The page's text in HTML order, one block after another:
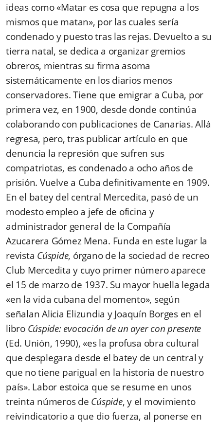
ideas como «Matar es cosa que repugna a los
mismos que matan», por las cuales sería
condenado y puesto tras las rejas. Devuelto a su
tierra natal, se dedica a organizar gremios
obreros, mientras su firma asoma
sistemáticamente en los diarios menos
conservadores. Tiene que emigrar a Cuba, por
primera vez, en 1900, desde donde continúa
colaborando con publicaciones de Canarias. Allá
regresa, pero, tras publicar artículo en que
denuncia la represión que sufren sus
compatriotas, es condenado a ocho años de
prisión. Vuelve a Cuba definitivamente en 1909.
En el batey del central Mercedita, pasó de un
modesto empleo a jefe de oficina y
administrador general de la Compañía
Azucarera Gómez Mena. Funda en este lugar la
revista Cúspide, órgano de la sociedad de recreo
Club Mercedita y cuyo primer número aparece
el 15 de marzo de 1937. Su mayor huella legada
«en la vida cubana del momento», según
señalan Alicia Elizundia y Joaquín Borges en el
libro Cúspide: evocación de un ayer con presente
(Ed. Unión, 1990), «es la profusa obra cultural
que desplegara desde el batey de un central y
que no tiene parigual en la historia de nuestro
país». Labor estoica que se resume en unos
treinta números de Cúspide, y el movimiento
reivindicatorio a que dio fuerza, al ponerse en